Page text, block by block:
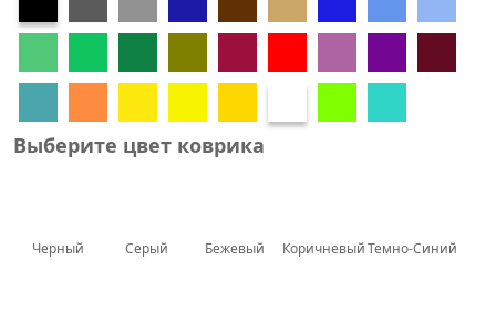
Выберите цвет коврика
Черный Серый Бежевый КоричневыйТемно-Синий